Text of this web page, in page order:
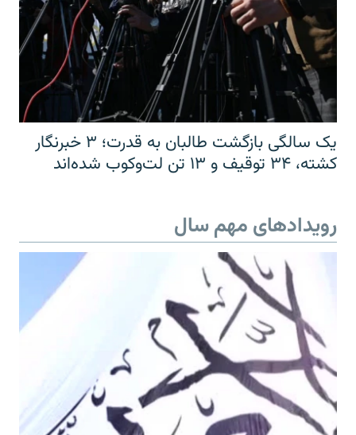
یک سالگی بازگشت طالبان به قدرت؛ ۳ خبرنگار
کشته، ۳۴ توقیف و ۱۳ تن لت‌وکوب شده‌اند
رویدادهای مهم سال